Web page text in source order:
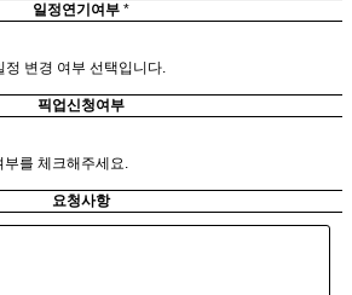
일정연기여부 *
정 변경 여부 선택입니다.
픽업신청여부
를 체크해주세요.
요청사항